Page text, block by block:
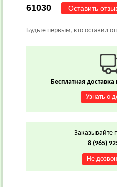
61030
Оставить
Будьте первым, кто оставил
Бесплатная
Узнать о
Заказывайте
8 (965)
Не